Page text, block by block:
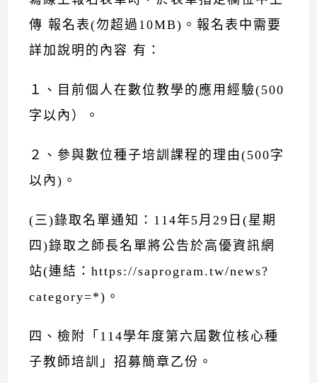
傳 報名表(勿超過10MB)。報名表中需要
詳加說明的內容 有：
１、目前個人在數位教學的應用經驗(500
字以內）。
２、參與數位種子培訓課程的理由(500字
以內)。
(三)錄取名單通知：114年5月29日(星期
四)錄取之師長名單將公告於高優資訊網
站(連結：https://saprogram.tw/news?
category=*)。
四、檢附「114學年度第六屆數位核心種
子教師培訓」招募簡章乙份。